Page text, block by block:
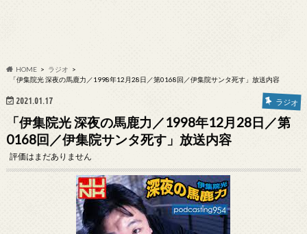
HOME
ラジオ
「伊集院光 深夜の馬鹿力／1998年12月28日／第0168回／伊集院サンタ死す」放送内容
2021.01.17 ラジオ
「伊集院光 深夜の馬鹿力／1998年12月28日／第
0168回／伊集院サンタ死す」放送内容
評価はまだありません